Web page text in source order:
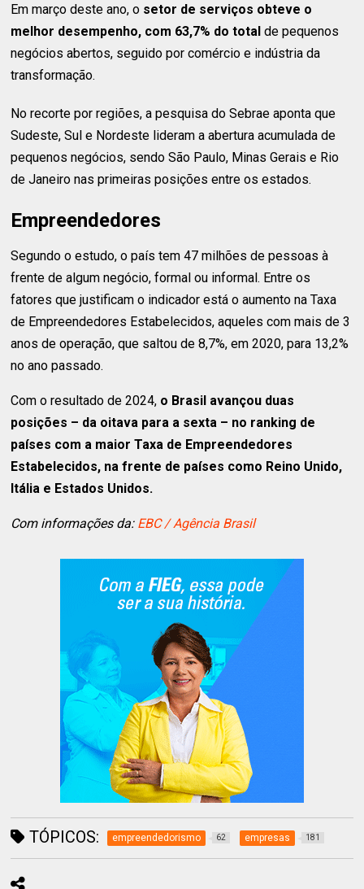
Em março deste ano, o setor de serviços obteve o
melhor desempenho, com 63,7% do totalde pequenos
negócios abertos, seguido por comércio e indústria da
transformação.
No recorte por regiões, a pesquisa do Sebrae aponta que
Sudeste, Sul e Nordeste lideram a abertura acumulada de
pequenos negócios, sendo São Paulo, Minas Gerais e Rio
de Janeiro nas primeiras posições entre os estados.
Empreendedores
Segundo o estudo, o país tem 47 milhões de pessoas à
frente de algum negócio, formal ou informal. Entre os
fatores que justificam o indicador está o aumento na Taxa
de Empreendedores Estabelecidos, aqueles com mais de 3
anos de operação, que saltou de 8,7%, em 2020, para 13,2%
no ano passado.
Com o resultado de 2024, o Brasil avançou duas
posições – da oitava para a sexta – no ranking de
países com a maior Taxa de Empreendedores
Estabelecidos, na frente de países como Reino Unido,
Itália e Estados Unidos.
Com informações da: EBC / Agência Brasil
TÓPICOS: empreendedorismo 62 empresas 181